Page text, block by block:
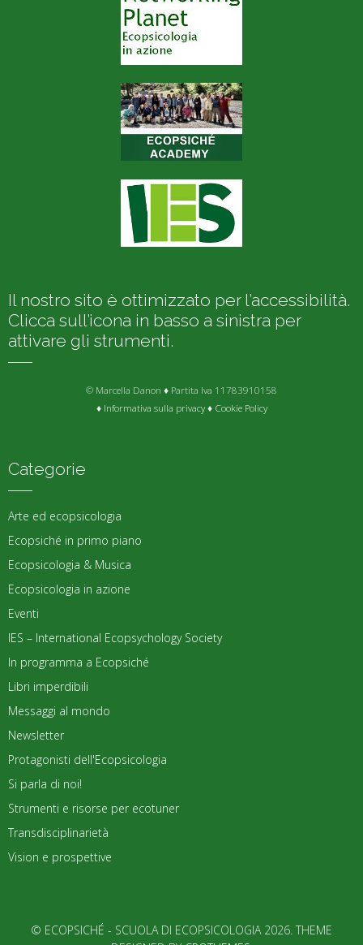
Il nostro sito è ottimizzato per l’accessibilità.
Clicca sull’icona in basso a sinistra per
attivare gli strumenti.
© Marcella Danon ♦ Partita Iva 11783910158
♦ Informativa sulla privacy♦ Cookie Policy
Categorie
Arte ed ecopsicologia
Ecopsiché in primo piano
Ecopsicologia & Musica
Ecopsicologia in azione
Eventi
IES – International Ecopsychology Society
In programma a Ecopsiché
Libri imperdibili
Messaggi al mondo
Newsletter
Protagonisti dell'Ecopsicologia
Si parla di noi!
Strumenti e risorse per ecotuner
Transdisciplinarietà
Vision e prospettive
© ECOPSICHÉ - SCUOLA DI ECOPSICOLOGIA 2026. THEME